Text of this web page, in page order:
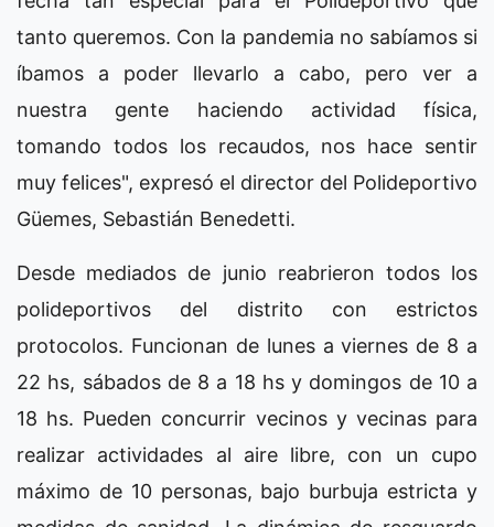
tanto queremos. Con la pandemia no sabíamos si
íbamos a poder llevarlo a cabo, pero ver a
nuestra gente haciendo actividad física,
tomando todos los recaudos, nos hace sentir
muy felices", expresó el director del Polideportivo
Güemes, Sebastián Benedetti.
Desde mediados de junio reabrieron todos los
polideportivos del distrito con estrictos
protocolos. Funcionan de lunes a viernes de 8 a
22 hs, sábados de 8 a 18 hs y domingos de 10 a
18 hs. Pueden concurrir vecinos y vecinas para
realizar actividades al aire libre, con un cupo
máximo de 10 personas, bajo burbuja estricta y